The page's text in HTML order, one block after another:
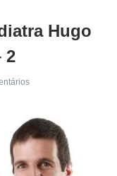
Hugo
2